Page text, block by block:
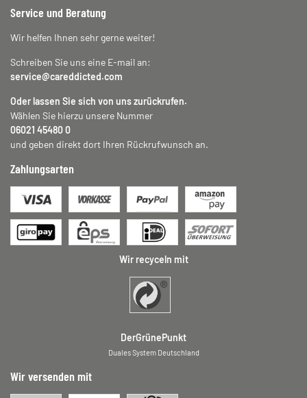
Service und Beratung
Wir helfen Ihnen sehr gerne weiter!
Schreiben Sie uns eine E-mail an:
service@careddicted.com
Oder lassen Sie sich von uns zurückrufen.
Wählen Sie hierzu unsere Nummer
06021 45480 0
und geben direkt dort Ihren Rückrufwunsch an.
Zahlungsarten
Wir recyceln mit
DerGrünePunkt
Duales System Deutschland
Wir versenden mit